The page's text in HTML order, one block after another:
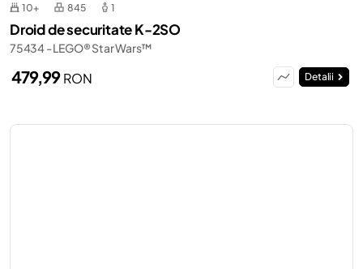
10+ 845 1
Droid de securitate K-2SO
75434 - LEGO® Star Wars™
479,99RON Detalii